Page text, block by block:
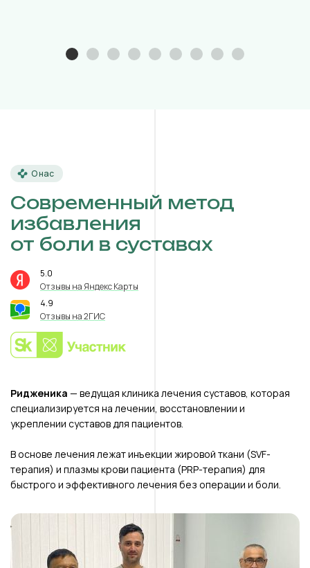
О нас
Современный метод
избавления
от боли в суставах
5.0
Отзывы на Яндекс Карты
4.9
Отзывы на 2ГИС
Ридженика — ведущая клиника лечения суставов, которая
специализируется на лечении, восстановлении и
укреплении суставов для пациентов.
В основе лечения лежат инъекции жировой ткани (SVF-
терапия) и плазмы крови пациента (PRP-терапия) для
быстрого и эффективного лечения без операции и боли.